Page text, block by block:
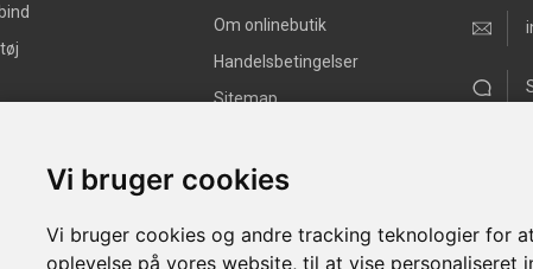
Vi bruger cookies
Vi bruger cookies og andre tracking teknologier for
oplevelse på vores website, til at vise personaliseret
Om onlinebutik
Handelsbetingelser
Sitemap